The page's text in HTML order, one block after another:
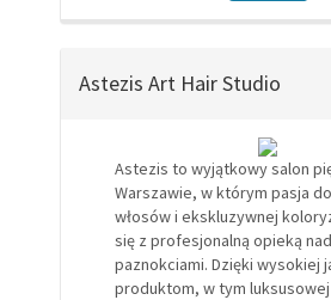
Astezis Art Hair Studio
Astezis to wyjątkowy salon
Warszawie, w którym pasja
włosów i ekskluzywnej
się z profesjonalną opieką
paznokciami. Dzięki wysokiej
produktom, w tym